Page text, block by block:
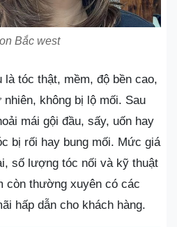
Bắc west
là tóc thật, mềm, độ bền cao,
không bị lộ mối. Sau
mái gội đầu, sấy, uốn hay
bị rối hay bung mối. Mức giá
số lượng tóc nối và kỹ thuật
còn thường xuyên có các
hấp dẫn cho khách hàng.